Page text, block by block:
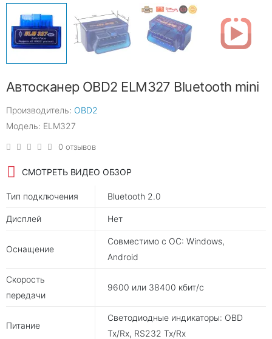
Автосканер OBD2 ELM327 Bluetooth mini
Производитель: OBD2
Модель: ELM327
0 отзывов
СМОТРЕТЬ ВИДЕО ОБЗОР
Тип подключения Bluetooth 2.0
Дисплей Нет
Оснащение
Совместимо с ОС: Windows,
Android
Скорость
передачи
9600 или 38400 кбит/с
Питание
Светодиодные индикаторы: OBD
Tx/Rx, RS232 Tx/Rx